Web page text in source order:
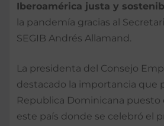
Iberoamérica justa y
la pandemía gracias al
SEGIB Andrés Allamand.
La presidenta del Consejo
destacado la importancia que
Republica Dominicana puesto
este país donde se celebró el